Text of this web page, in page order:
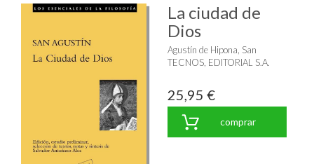
La ciudad de
Dios
Agustín de Hipona, San
TECNOS, EDITORIAL S.A.
25,95 €
comprar